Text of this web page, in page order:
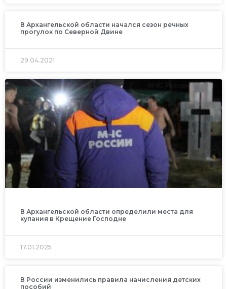
В Архангельской области начался сезон речных
прогулок по Северной Двине
29.04.2021
В Архангельской области определили места для
купания в Крещение Господне
17.01.2025
В России изменились правила начисления детских
пособий